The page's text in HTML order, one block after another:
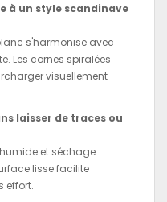
à un style scandinave
s'harmonise avec
Les cornes spiralées
visuellement
laisser de traces ou
et séchage
lisse facilite
effort.